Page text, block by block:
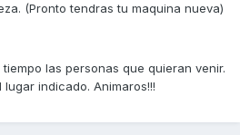
(Pronto tendras tu maquina nueva)
las personas que quieran venir.
lugar indicado. Animaros!!!